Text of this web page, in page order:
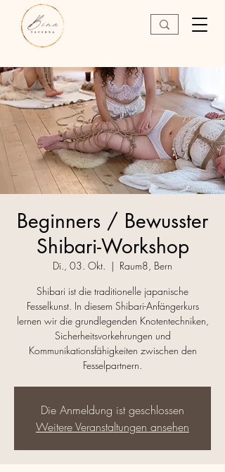
Beginners / Bewusster
Shibari-Workshop
Di., 03. Okt.
  |
Raum8, Bern
Shibari ist die traditionelle japanische
Fesselkunst. In diesem Shibari-Anfängerkurs
lernen wir die grundlegenden Knotentechniken,
Sicherheitsvorkehrungen und
Kommunikationsfähigkeiten zwischen den
Fesselpartnern.
Die Anmeldung ist geschlossen
Weitere Veranstaltungen ansehen